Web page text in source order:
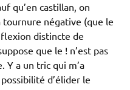
qu’en castillan, on
tournure négative (que le
distincte de
que le ! n’est pas
Y a un tric qui m’a
d’élider le